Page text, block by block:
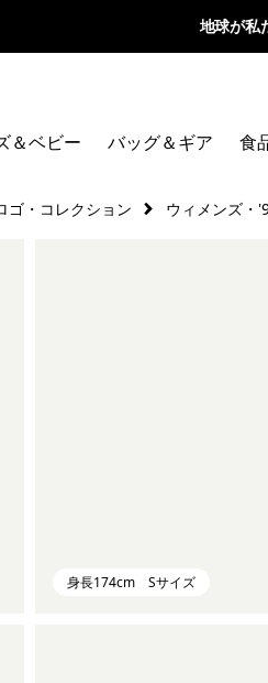
地球が私
＆ベビー バッグ＆ギア 食
ゴ・コレクション ウィメンズ・
身長174cm Sサイズ